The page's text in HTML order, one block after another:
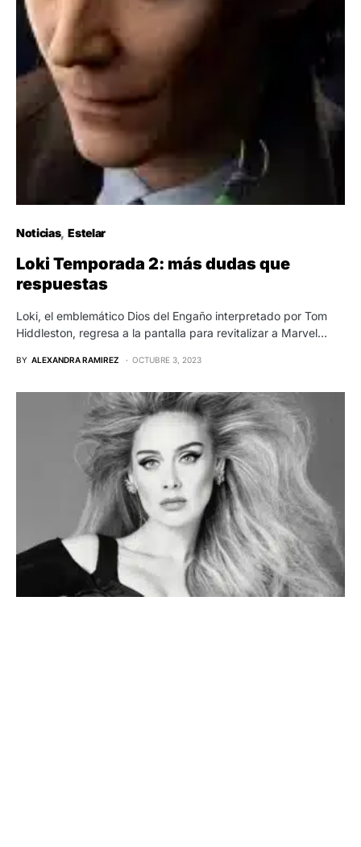
Noticias Estelar
Loki Temporada 2: más dudas que
respuestas
Loki, el emblemático Dios del Engaño interpretado por Tom
Hiddleston, regresa a la pantalla para revitalizar a Marvel…
BY ALEXANDRA RAMIREZ OCTUBRE 3, 2023